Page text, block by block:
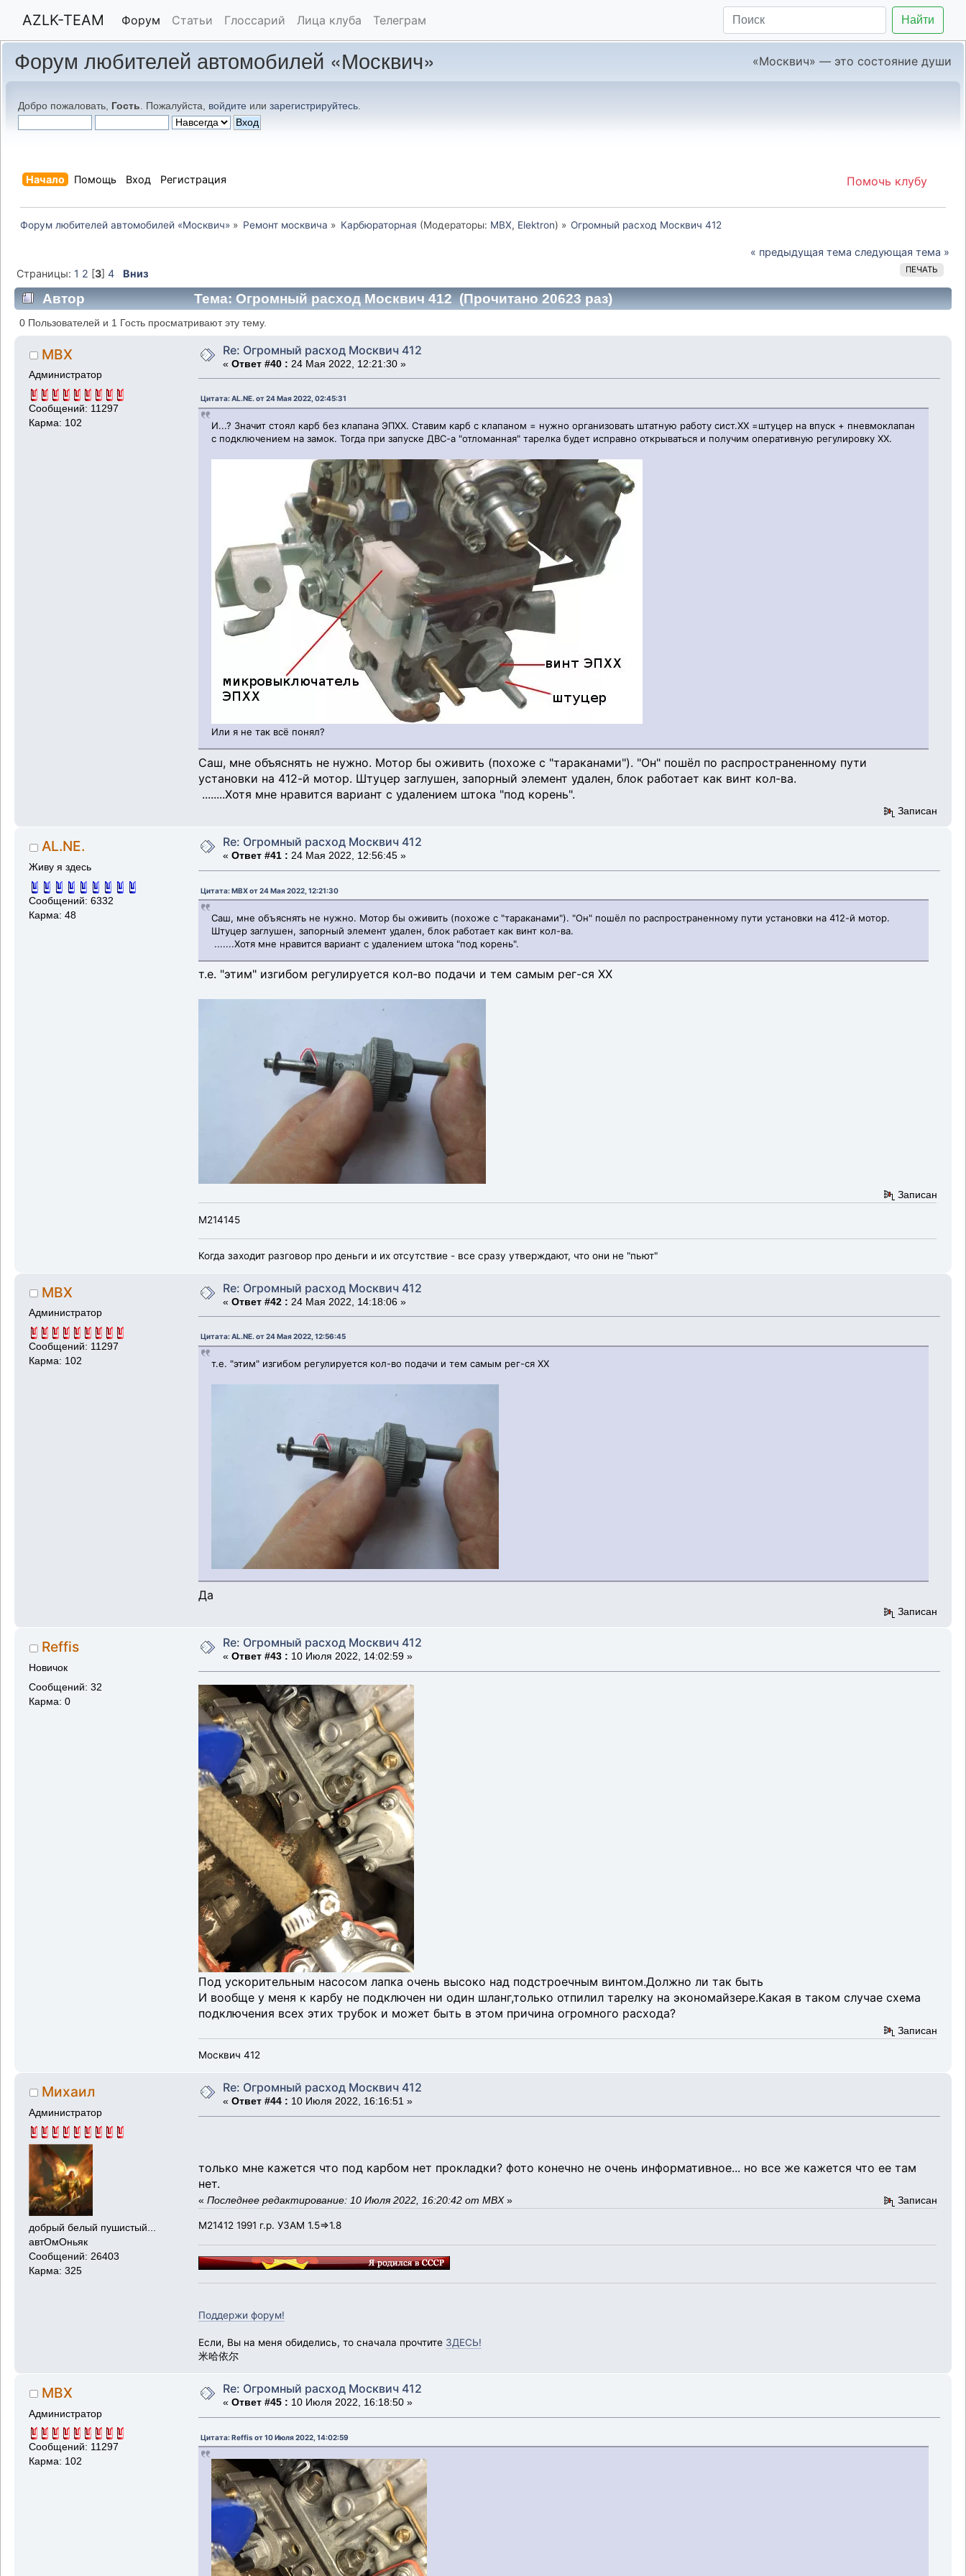
AZLK-TEAM Форум Статьи Глоссарий Лица клуба Телеграм Найти
Форум любителей автомобилей «Москвич» «Москвич» — это состояние души
Добро пожаловать, Гость . Пожалуйста, войдите или зарегистрируйтесь
Помочь клубу
Начало Помощь Вход Регистрация
Форум любителей автомобилей «Москвич» » Ремонт москвича » Карбюраторная (Модераторы: MBX, Elektron) » Огромный расход Москвич 412
« предыдущая тема следующая тема »
ПЕЧАТЬ
Страницы: 1 2 [3] 4 Вниз
Автор Тема: Огромный расход Москвич 412 (Прочитано 20623 раз)
0 Пользователей и 1 Гость просматривают эту тему.
MBX
Администратор
Сообщений: 11297
Карма: 102
Re: Огромный расход Москвич 412
« Ответ #40 : 24 Мая 2022, 12:21:30 »
Цитата: AL.NE. от 24 Мая 2022, 02:45:31
И...? Значит стоял карб без клапана ЭПХХ. Ставим карб с клапаном = нужно организовать штатную работу сист.ХХ =штуцер на впуск + пневмоклапан
с подключением на замок. Тогда при запуске ДВС-а "отломанная" тарелка будет исправно открываться и получим оперативную регулировку ХХ.
Или я не так всё понял?
Саш, мне объяснять не нужно. Мотор бы оживить (похоже с "тараканами"). "Он" пошёл по распространенному пути
установки на 412-й мотор. Штуцер заглушен, запорный элемент удален, блок работает как винт кол-ва.
........Хотя мне нравится вариант с удалением штока "под корень".
Записан
AL.NE.
Живу я здесь
Сообщений: 6332
Карма: 48
Re: Огромный расход Москвич 412
« Ответ #41 : 24 Мая 2022, 12:56:45 »
Цитата: MBX от 24 Мая 2022, 12:21:30
Саш, мне объяснять не нужно. Мотор бы оживить (похоже с "тараканами"). "Он" пошёл по распространенному пути установки на 412-й мотор.
Штуцер заглушен, запорный элемент удален, блок работает как винт кол-ва.
.......Хотя мне нравится вариант с удалением штока "под корень".
т.е. "этим" изгибом регулируется кол-во подачи и тем самым рег-ся ХХ
Записан
M214145
Когда заходит разговор про деньги и их отсутствие - все сразу утверждают, что они не "пьют"
MBX
Администратор
Сообщений: 11297
Карма: 102
Re: Огромный расход Москвич 412
« Ответ #42 : 24 Мая 2022, 14:18:06 »
Цитата: AL.NE. от 24 Мая 2022, 12:56:45
т.е. "этим" изгибом регулируется кол-во подачи и тем самым рег-ся ХХ
Да
Записан
Reffis
Новичок
Сообщений: 32
Карма: 0
Re: Огромный расход Москвич 412
« Ответ #43 : 10 Июля 2022, 14:02:59 »
Под ускорительным насосом лапка очень высоко над подстроечным винтом.Должно ли так быть
И вообще у меня к карбу не подключен ни один шланг,только отпилил тарелку на экономайзере.Какая в таком случае схема
подключения всех этих трубок и может быть в этом причина огромного расхода?
Записан
Москвич 412
Михаил
Администратор
добрый белый пушистый...
автОмОньяк
Сообщений: 26403
Карма: 325
Re: Огромный расход Москвич 412
« Ответ #44 : 10 Июля 2022, 16:16:51 »
только мне кажется что под карбом нет прокладки? фото конечно не очень информативное... но все же кажется что ее там
нет.
« Последнее редактирование: 10 Июля 2022, 16:20:42 от MBX» Записан
М21412 1991 г.р. УЗАМ 1.5=>1.8
Поддержи форум!
Если, Вы на меня обиделись, то сначала прочтите ЗДЕСЬ!
米哈依尔
MBX
Администратор
Сообщений: 11297
Карма: 102
Re: Огромный расход Москвич 412
« Ответ #45 : 10 Июля 2022, 16:18:50 »
Цитата: Reffis от 10 Июля 2022, 14:02:59